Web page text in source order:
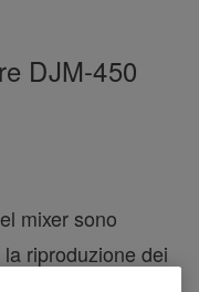
DJM-450
mixer sono
riproduzione dei